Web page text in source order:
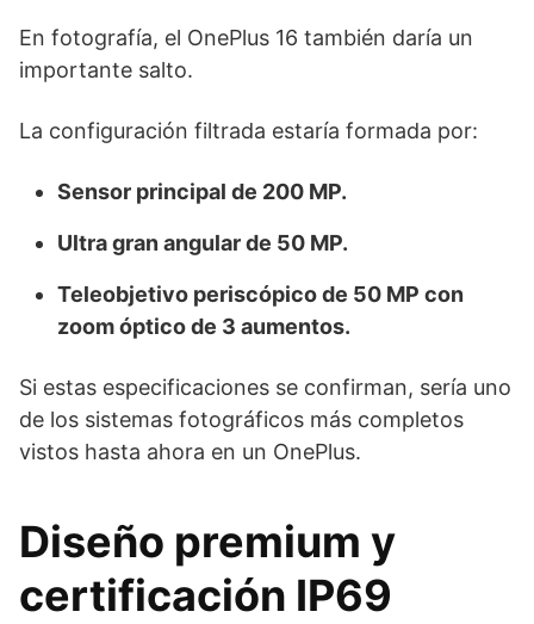
En fotografía, el OnePlus 16 también daría un
importante salto.
La configuración filtrada estaría formada por:
Sensor principal de 200 MP.
Ultra gran angular de 50 MP.
Teleobjetivo periscópico de 50 MP con
zoom óptico de 3 aumentos.
Si estas especificaciones se confirman, sería uno
de los sistemas fotográficos más completos
vistos hasta ahora en un OnePlus.
Diseño premium y
certificación IP69